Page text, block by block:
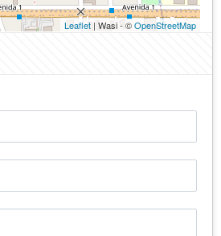
Leaflet | Wasi - ©OpenStreetMap